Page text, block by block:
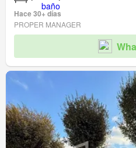
Hace 30+ días
PROPER MANAGER